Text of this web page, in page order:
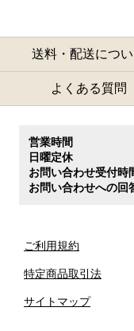
送料・配送につ
よくある質問
営業時間
日曜定休
お問い合わせ受付
お問い合わせへの回
ご利用規約
特定商品取引法
サイトマップ